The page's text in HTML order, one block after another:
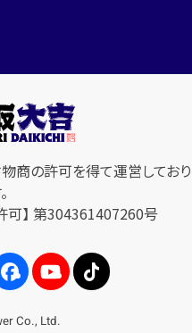
商の許可を得て運営しており
可】 第304361407260号
Co., Ltd.